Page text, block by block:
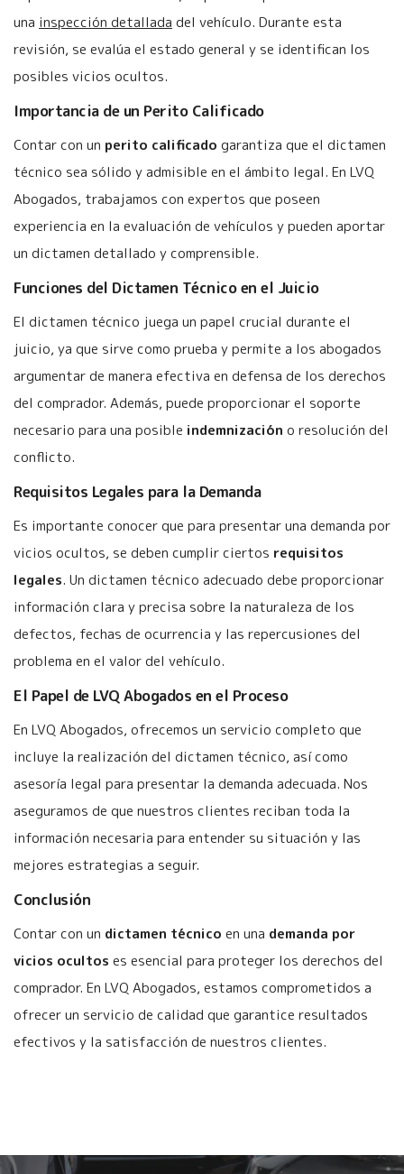
una inspección detallada del vehículo. Durante esta
revisión, se evalúa el estado general y se identifican los
posibles vicios ocultos.
Importancia de un Perito Calificado
Contar con un perito calificado garantiza que el dictamen
técnico sea sólido y admisible en el ámbito legal. En LVQ
Abogados, trabajamos con expertos que poseen
experiencia en la evaluación de vehículos y pueden aportar
un dictamen detallado y comprensible.
Funciones del Dictamen Técnico en el Juicio
El dictamen técnico juega un papel crucial durante el
juicio, ya que sirve como prueba y permite a los abogados
argumentar de manera efectiva en defensa de los derechos
del comprador. Además, puede proporcionar el soporte
necesario para una posible indemnización o resolución del
conflicto.
Requisitos Legales para la Demanda
Es importante conocer que para presentar una demanda por
vicios ocultos, se deben cumplir ciertos requisitos
legales. Un dictamen técnico adecuado debe proporcionar
información clara y precisa sobre la naturaleza de los
defectos, fechas de ocurrencia y las repercusiones del
problema en el valor del vehículo.
El Papel de LVQ Abogados en el Proceso
En LVQ Abogados, ofrecemos un servicio completo que
incluye la realización del dictamen técnico, así como
asesoría legal para presentar la demanda adecuada. Nos
aseguramos de que nuestros clientes reciban toda la
información necesaria para entender su situación y las
mejores estrategias a seguir.
Conclusión
Contar con un dictamen técnico en una demanda por
vicios ocultos es esencial para proteger los derechos del
comprador. En LVQ Abogados, estamos comprometidos a
ofrecer un servicio de calidad que garantice resultados
efectivos y la satisfacción de nuestros clientes.